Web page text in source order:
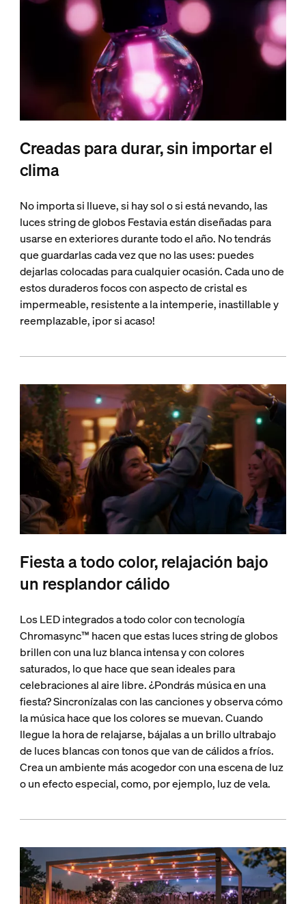
Creadas para durar, sin importar el
clima
No importa si llueve, si hay sol o si está nevando, las
luces string de globos Festavia están diseñadas para
usarse en exteriores durante todo el año. No tendrás
que guardarlas cada vez que no las uses: puedes
dejarlas colocadas para cualquier ocasión. Cada uno de
estos duraderos focos con aspecto de cristal es
impermeable, resistente a la intemperie, inastillable y
reemplazable, ¡por si acaso!
Fiesta a todo color, relajación bajo
un resplandor cálido
Los LED integrados a todo color con tecnología
Chromasync™ hacen que estas luces string de globos
brillen con una luz blanca intensa y con colores
saturados, lo que hace que sean ideales para
celebraciones al aire libre. ¿Pondrás música en una
fiesta? Sincronízalas con las canciones y observa cómo
la música hace que los colores se muevan. Cuando
llegue la hora de relajarse, bájalas a un brillo ultrabajo
de luces blancas con tonos que van de cálidos a fríos.
Crea un ambiente más acogedor con una escena de luz
o un efecto especial, como, por ejemplo, luz de vela.